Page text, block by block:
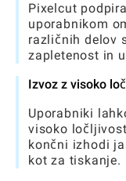
Pixelcut
uporabnikom
različnih delov
zapletenost in
Izvoz z visoko
Uporabniki
visoko
končni izhodi
kot za tiskanje.